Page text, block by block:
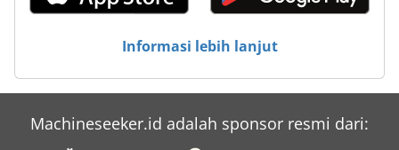
Upright Tl 49
Utp 200 Gw
Wohlhaupter Upa 1
Informasi lebih lanjut
Machineseeker.id adalah sponsor resmi dari: